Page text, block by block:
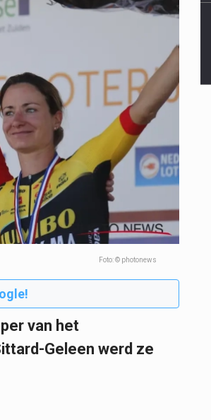
Foto: © photonews
van het
Geleen werd ze